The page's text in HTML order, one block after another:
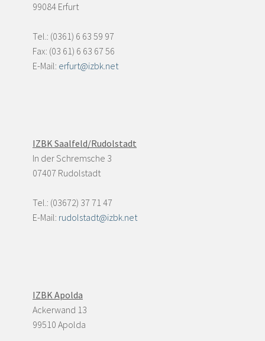
99084 Erfurt
Tel.: (0361) 6 63 59 97
Fax: (03 61) 6 63 67 56
E-Mail: erfurt@izbk.net
IZBK Saalfeld/Rudolstadt
In der Schremsche 3
07407 Rudolstadt
Tel.: (03672) 37 71 47
E-Mail: rudolstadt@izbk.net
IZBK Apolda
Ackerwand 13
99510 Apolda